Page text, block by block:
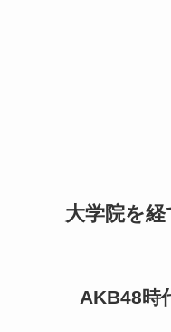
大学院を
AKB48時